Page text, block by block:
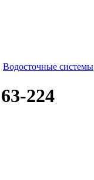
Водосточные системы
224